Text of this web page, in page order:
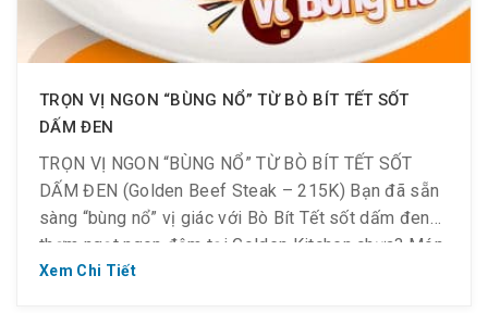
TRỌN VỊ NGON “BÙNG NỔ” TỪ BÒ BÍT TẾT SỐT
DẤM ĐEN
TRỌN VỊ NGON “BÙNG NỔ” TỪ BÒ BÍT TẾT SỐT
DẤM ĐEN (Golden Beef Steak – 215K) Bạn đã sẵn
sàng “bùng nổ” vị giác với Bò Bít Tết sốt dấm đen
thơm ngọt ngon đậm tại Golden Kitchen chưa? Món
ăn được chế biến bởi đầu bếp 10 năm kinh nghiệm,
Xem Chi Tiết